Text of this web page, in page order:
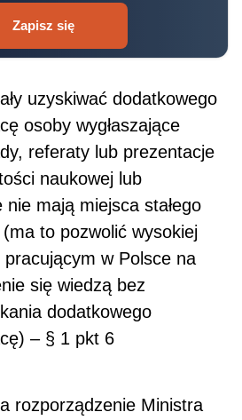
Zapisz się
uzyskiwać dodatkowego
osoby wygłaszające
referaty lub prezentacje
naukowej lub
mają miejsca stałego
to pozwolić wysokiej
w Polsce na
się wiedzą bez
dodatkowego
– § 1 pkt 6
rozporządzenie Ministra